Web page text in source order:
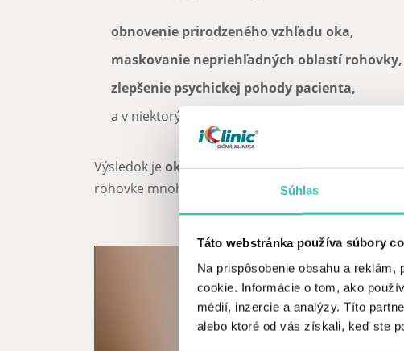
Súhlas
Táto webstránka používa súbory
Na prispôsobenie obsahu a
cookie. Informácie o tom, ako
médií, inzercie a analýzy. Títo
alebo ktoré od vás získali, keď ste
obnovenie prirodzeného vzhľadu oka,
maskovanie nepriehľadných oblastí rohovky,
zlepšenie psychickej pohody pacienta,
a v niektorých prípadoch aj
Výsledok je okamžite viditeľnýa dlhodobý.
rohovke mnoho rokov, bez potreby ďalších úprav.